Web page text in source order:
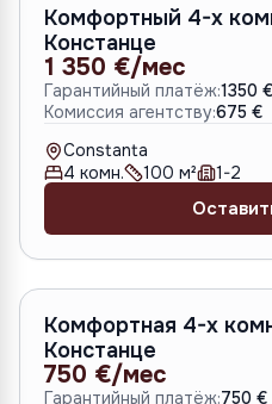
Комфортный 4-х комнатный
Констанце
1 350 €/мес
Гарантийный платёж:1350 €
Комиссия агентству:675 €
Constanta
4 комн. 100 м² 1-2
Комфортная 4-х
Констанце
750 €/мес
Гарантийный платёж:750 €